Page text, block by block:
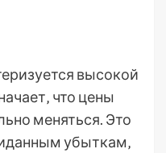
высокой
что цены
меняться. Это
убыткам‚